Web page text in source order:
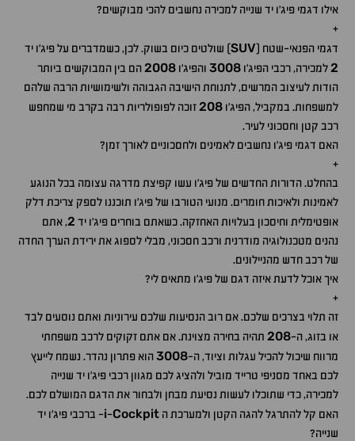
אילו דגמי פיג'ו יד שנייה למכירה נחשבים להכי מבוקשים?
+
דגמי הפנאי-שטח (SUV) שולטים כיום בשוק. לכן, כשמדברים על פיג'ו יד
2למכירה, רכבי הפיג'ו 3008 והפיג'ו 2008הם בין המבוקשים ביותר
הודות לעיצוב המרשים, לתנוחת הישיבה הגבוהה ולשימושיות הרבה שלהם
למשפחות. במקביל, הפיג'ו 208זוכה לפופולריות רבה בקרב מי שמחפש
רכב קטן וחסכוני לעיר.
האם דגמי פיג'ו נחשבים לאמינים ולחסכוניים לאורך זמן?
+
בהחלט. הדורות החדשים של פיג'ו עשו קפיצת מדרגה עצומה בכל הנוגע
לאמינות ולאיכות חומרים. מנועי הטורבו של פיג'ו תוכננו לספק צריכת דלק
אופטימלית וחיסכון בעלויות האחזקה. כשאתם בוחרים פיג'ו יד 2, אתם
נהנים מטכנולוגיה מודרנית ורכב חסכוני, מבלי לספוג את ירידת הערך החדה
של רכב חדש מהניילונים.
איך אוכל לדעת איזה דגם של פיג'ו מתאים לי?
+
זה תלוי בצרכים שלכם. אם רוב הנסיעות שלכם עירוניות ואתם נוסעים לבד
או בזוג, ה-208 תהיה בחירה מצוינת. אם אתם זקוקים לרכב משפחתי
מרווח שיכול להכיל עגלות וציוד, ה-3008הוא פתרון נהדר. נשמח לייעץ
לכם באחד מסניפי טרייד מוביל ולהציג לכם מגוון רכבי פיג'ו יד שנייה
למכירה, כדי שתוכלו לעשות נסיעת מבחן ולבחור את הדגם המושלם לכם.
האם קל להתרגל להגה הקטן ולמערכת ה
i-Cockpit
- ברכבי פיג'ו יד
שנייה?